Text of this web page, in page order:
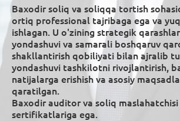
Baxodir soliq va soliqqa tortish
ortiq professional tajribaga ega va
ishlagan. U o'zining strategik
yondashuvi va samarali boshqaruv
shakllantirish qobiliyati bilan ajralib
yondashuvi tashkilotni rivojlantirish,
natijalarga erishish va asosiy
qaratilgan.
Baxodir auditor va soliq
sertifikatlariga ega.